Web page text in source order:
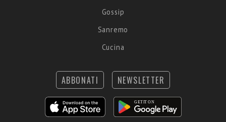
Gossip
Sanremo
Cucina
ABBONATI NEWSLETTER